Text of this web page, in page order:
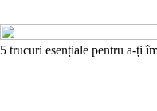
5 trucuri esențiale pentru a-ți